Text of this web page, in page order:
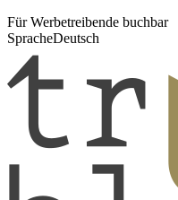
Für Werbetreibende buchbar
SpracheDeutsch